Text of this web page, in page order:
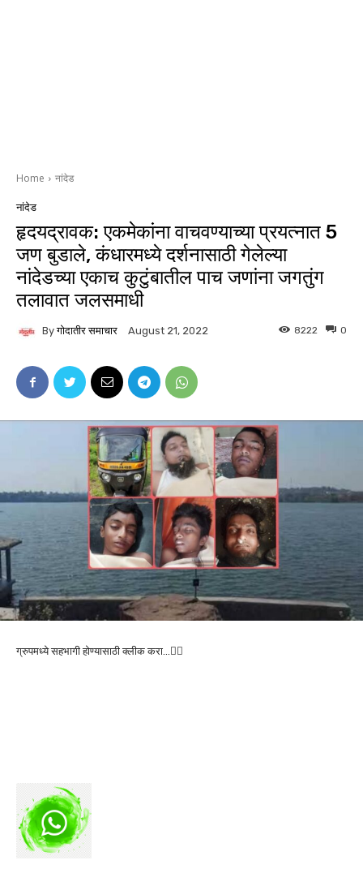
Home नांदेड
नांदेड
हृदयद्रावक: एकमेकांना वाचवण्याच्या प्रयत्नात 5
जण बुडाले, कंधारमध्ये दर्शनासाठी गेलेल्या
नांदेडच्या एकाच कुटुंबातील पाच जणांना जगतुंग
तलावात जलसमाधी
By गोदातीर समाचार August 21, 2022 0
8222
ग्रुपमध्ये सहभागी होण्यासाठी क्लीक करा…👆🏻